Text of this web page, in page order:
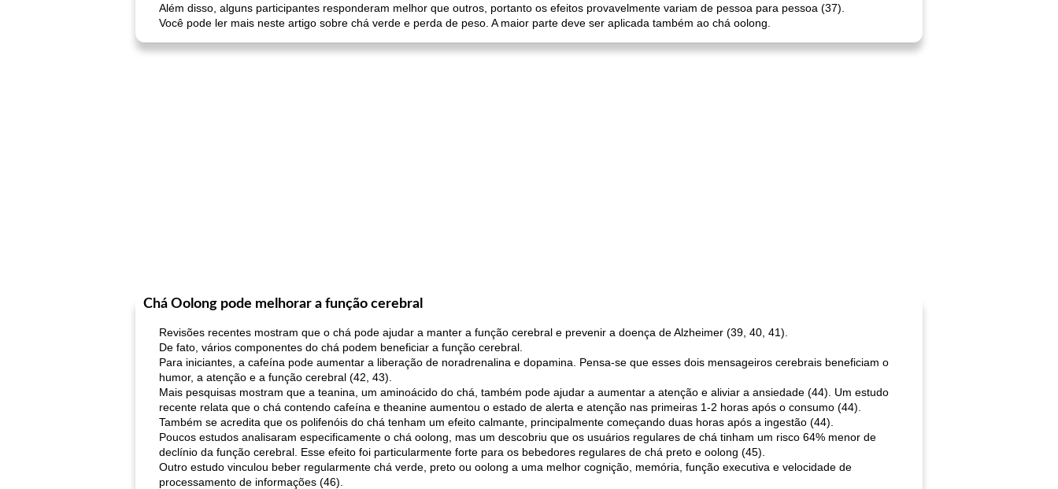
Além disso, alguns participantes responderam melhor que outros, portanto os efeitos provavelmente variam de pessoa para pessoa (37).
Você pode ler mais neste artigo sobre chá verde e perda de peso. A maior parte deve ser aplicada também ao chá oolong.
Chá Oolong pode melhorar a função cerebral
Revisões recentes mostram que o chá pode ajudar a manter a função cerebral e prevenir a doença de Alzheimer (39, 40, 41).
De fato, vários componentes do chá podem beneficiar a função cerebral.
Para iniciantes, a cafeína pode aumentar a liberação de noradrenalina e dopamina. Pensa-se que esses dois mensageiros cerebrais beneficiam o
humor, a atenção e a função cerebral (42, 43).
Mais pesquisas mostram que a teanina, um aminoácido do chá, também pode ajudar a aumentar a atenção e aliviar a ansiedade (44). Um estudo
recente relata que o chá contendo cafeína e theanine aumentou o estado de alerta e atenção nas primeiras 1-2 horas após o consumo (44).
Também se acredita que os polifenóis do chá tenham um efeito calmante, principalmente começando duas horas após a ingestão (44).
Poucos estudos analisaram especificamente o chá oolong, mas um descobriu que os usuários regulares de chá tinham um risco 64% menor de
declínio da função cerebral. Esse efeito foi particularmente forte para os bebedores regulares de chá preto e oolong (45).
Outro estudo vinculou beber regularmente chá verde, preto ou oolong a uma melhor cognição, memória, função executiva e velocidade de
processamento de informações (46).